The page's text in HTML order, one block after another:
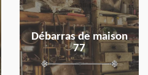
Débarras de maison
77
en savoir plus